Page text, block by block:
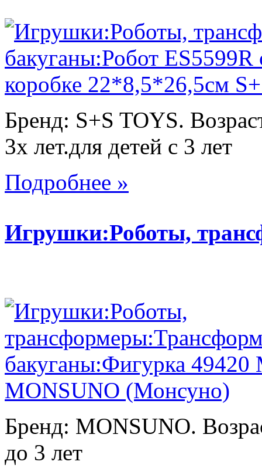
Бренд: S+S TOYS.
3х лет.для детей с 3 лет
Подробнее »
Игрушки:Роботы,
Бренд: MONSUNO.
до 3 лет